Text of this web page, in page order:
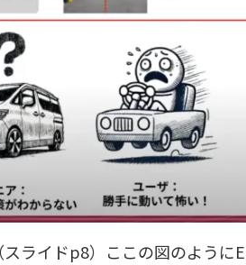
ライドp8）ここの図のよう